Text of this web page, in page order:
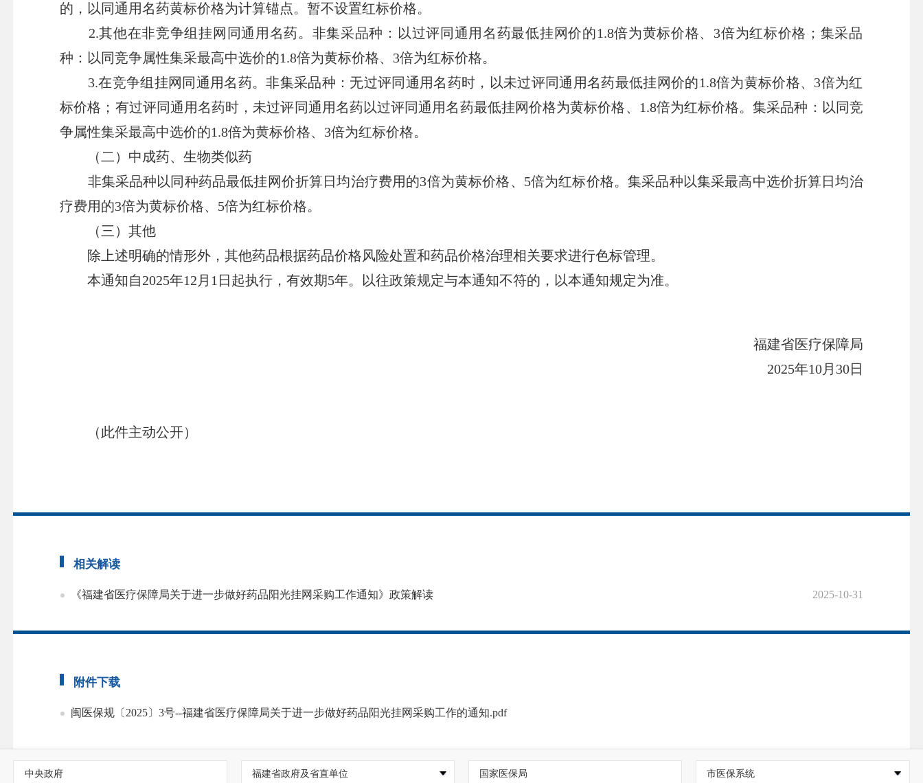
的，以同通用名药黄标价格为计算锚点。暂不设置红标价格。
2.其他在非竞争组挂网同通用名药。非集采品种：以过评同通用名药最低挂网价的1.8倍为黄标价格、3倍为红标价格；集采品
种：以同竞争属性集采最高中选价的1.8倍为黄标价格、3倍为红标价格。
3.在竞争组挂网同通用名药。非集采品种：无过评同通用名药时，以未过评同通用名药最低挂网价的1.8倍为黄标价格、3倍为红
标价格；有过评同通用名药时，未过评同通用名药以过评同通用名药最低挂网价格为黄标价格、1.8倍为红标价格。集采品种：以同竞
争属性集采最高中选价的1.8倍为黄标价格、3倍为红标价格。
（二）中成药、生物类似药
非集采品种以同种药品最低挂网价折算日均治疗费用的3倍为黄标价格、5倍为红标价格。集采品种以集采最高中选价折算日均治
疗费用的3倍为黄标价格、5倍为红标价格。
（三）其他
除上述明确的情形外，其他药品根据药品价格风险处置和药品价格治理相关要求进行色标管理。
本通知自2025年12月1日起执行，有效期5年。以往政策规定与本通知不符的，以本通知规定为准。
福建省医疗保障局
2025年10月30日
（此件主动公开）
相关解读
《福建省医疗保障局关于进一步做好药品阳光挂网采购工作通知》政策解读 2025-10-31
附件下载
闽医保规〔2025〕3号--福建省医疗保障局关于进一步做好药品阳光挂网采购工作的通知.pdf
中央政府 福建省政府及省直单位 国家医保局 市医保系统